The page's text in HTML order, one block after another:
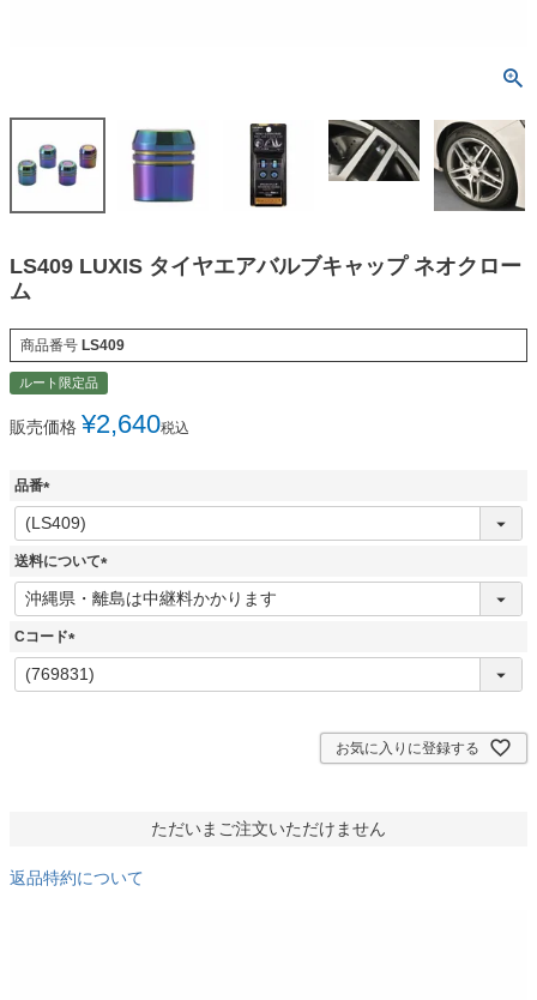
LS409 LUXIS タイヤエアバルブキャップ ネオクロー
ム
商品番号 LS409
ルート限定品
販売価格 ¥2,640税込
品番
(
必
須
送料について
(
必
Cコード
(
必
お気に入りに登録する
ただいまご注文いただけません
返品特約について